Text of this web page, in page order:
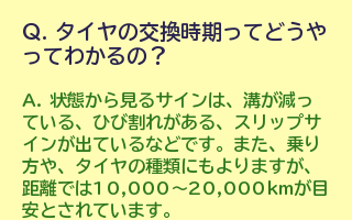
Q. タイヤの交換時期ってどうや
ってわかるの？
A. 状態から見るサインは、溝が減っ
ている、ひび割れがある、スリップサ
インが出ているなどです。また、乗り
方や、タイヤの種類にもよりますが、
距離では10,000～20,000kmが目
安とされています。